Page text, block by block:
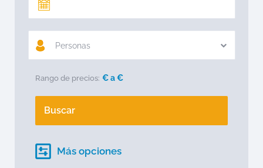
Personas
Rango de precios: € a€
Buscar
Más opciones